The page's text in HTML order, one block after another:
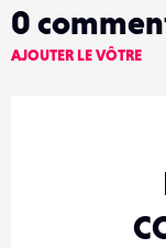
0
AJOUTER LE VÔTRE